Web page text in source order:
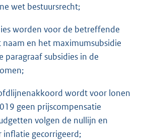
wet bestuursrecht;
worden voor de betreffende
naam en het maximumsubsidie
paragraaf subsidies in de
wordt voor lonen
geen prijscompensatie
volgen de nullijn en
gecorrigeerd;